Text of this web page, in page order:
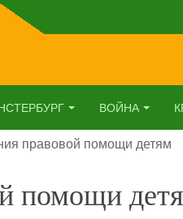
ВОЙНА
правовой помощи детям
помощи